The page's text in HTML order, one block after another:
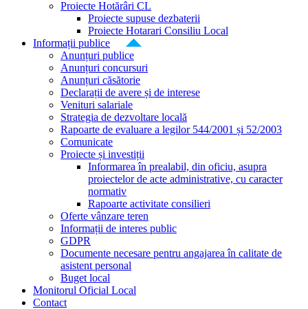
Proiecte Hotărâri CL
Proiecte supuse dezbaterii
Proiecte Hotarari Consiliu Local
Informații publice
Anunțuri publice
Anunțuri concursuri
Anunțuri căsătorie
Declarații de avere și de interese
Venituri salariale
Strategia de dezvoltare locală
Rapoarte de evaluare a legilor 544/2001 și 52/2003
Comunicate
Proiecte și investiții
Informarea în prealabil, din oficiu, asupra
proiectelor de acte administrative, cu caracter
normativ
Rapoarte activitate consilieri
Oferte vânzare teren
Informații de interes public
GDPR
Documente necesare pentru angajarea în calitate de
asistent personal
Buget local
Monitorul Oficial Local
Contact